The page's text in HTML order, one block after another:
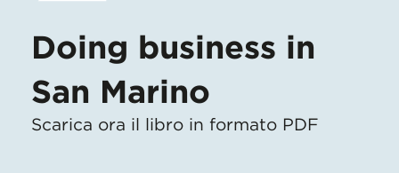
Doing business in
San Marino
Scarica ora il libro in formato PDF